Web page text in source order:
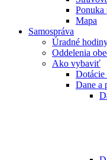
Ponuka
Mapa
Samospráva
Úradné
Oddelenia
Ako vybaviť
Dotácie
Dane a